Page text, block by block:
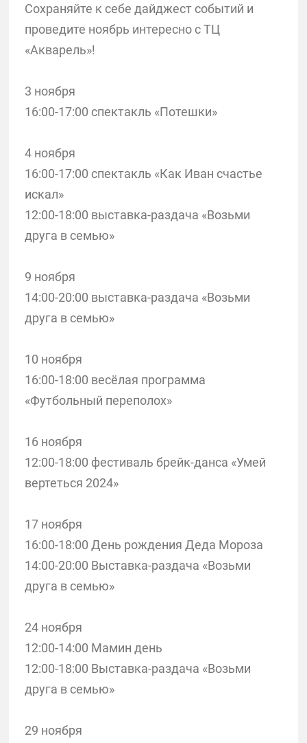
Сохраняйте к себе дайджест событий и
проведите ноябрь интересно с ТЦ
«Акварель»!
3 ноября
16:00-17:00 спектакль «Потешки»
4 ноября
16:00-17:00 спектакль «Как Иван счастье
искал»
12:00-18:00 выставка-раздача «Возьми
друга в семью»
9 ноября
14:00-20:00 выставка-раздача «Возьми
друга в семью»
10 ноября
16:00-18:00 весёлая программа
«Футбольный переполох»
16 ноября
12:00-18:00 фестиваль брейк-данса «Умей
вертеться 2024»
17 ноября
16:00-18:00 День рождения Деда Мороза
14:00-20:00 Выставка-раздача «Возьми
друга в семью»
24 ноября
12:00-14:00 Мамин день
12:00-18:00 Выставка-раздача «Возьми
друга в семью»
29 ноября